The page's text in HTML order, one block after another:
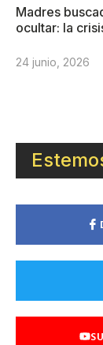
Madres
ocultar: la
24 junio, 2026